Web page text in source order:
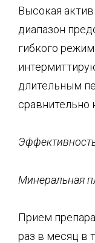
Высокая
диапазон
гибкого
длительным
сравнительно
Минеральная
Прием
раз в месяц в